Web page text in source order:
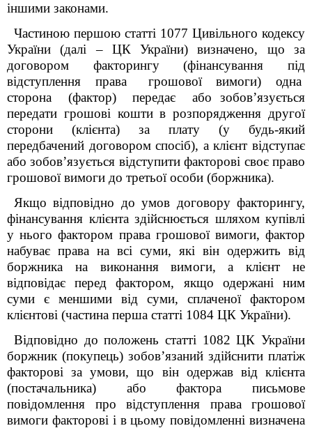
іншими законами.
Частиною першою статті 1077 Цивільного кодексу
України (далі – ЦК України) визначено, що за
договором факторингу (фінансування під
відступлення права грошової вимоги) одна
сторона (фактор) передає або зобов’язується
передати грошові кошти в розпорядження другої
сторони (клієнта) за плату (у будь-який
передбачений договором спосіб), а клієнт відступає
або зобов’язується відступити факторові своє право
грошової вимоги до третьої особи (боржника).
Якщо відповідно до умов договору факторингу,
фінансування клієнта здійснюється шляхом купівлі
у нього фактором права грошової вимоги, фактор
набуває права на всі суми, які він одержить від
боржника на виконання вимоги, а клієнт не
відповідає перед фактором, якщо одержані ним
суми є меншими від суми, сплаченої фактором
клієнтові (частина перша статті 1084 ЦК України).
Відповідно до положень статті 1082 ЦК України
боржник (покупець) зобов’язаний здійснити платіж
факторові за умови, що він одержав від клієнта
(постачальника) або фактора письмове
повідомлення про відступлення права грошової
вимоги факторові і в цьому повідомленні визначена